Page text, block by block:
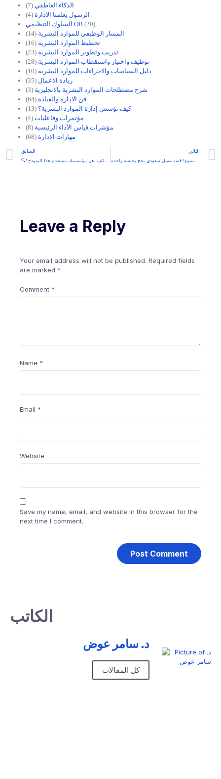
الذكاء العاطفي (7)
الرسول يعلمنا الادارة (4)
السلوك التنظيمي OB (20)
المسار الوظيفي للموارد البشرية (14)
تخطيط الموارد البشرية (16)
تدريب وتطوير الموارد البشرية (23)
توظيف واختيار واستقطاب الموارد البشرية (28)
دليل السياسات والاجراءات للموارد البشرية (10)
ريادة الاعمال (35)
شرح مصطلحات الموارد البشرية بالانجليزية (3)
فن الادارة والقيادة (64)
كيف تؤسس إدارة الموارد البشرية؟ (13)
مؤتمرات وفاعليات (4)
مؤشرات قياس الأداء الرئيسية (8)
مهارات الادارة (68)
السابق التالي
Leave a Reply
Your email address will not be published. Required fields
are marked *
Comment *
Name *
Email *
Website
Save my name, email, and website in this browser for the
next time I comment.
الكاتب
د. سامر عوض
كل المقالات